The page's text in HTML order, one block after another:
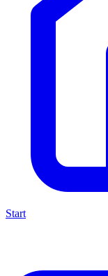
Start